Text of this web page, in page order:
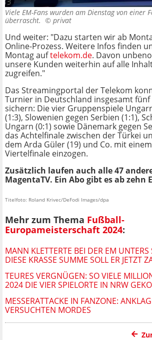
Viele EM-Fans wurden am Dienstag von einer
überrascht. © privat
Und weiter: "Dazu starten wir ab
Online-Prozess. Weitere Infos finden
Montag auftelekom.de. Davon
unsere Kunden weiterhin auf alle
zugreifen."
Das Streamingportal der Telekom
Turnier in Deutschland insgesamt fünf
sichern: Die vier Gruppenspiele
(1:3), Slowenien gegen Serbien (1:1),
Ungarn (0:1) sowie Dänemark gegen
das Achtelfinale zwischen der Türkei
dem Arda Güler (19) und Co. mit
Viertelfinale einzogen.
Zusätzlich laufen auch alle 47
MagentaTV. Ein Abo gibt es ab zehn
Titelfoto: Roland Krivec/DeFodi Images/dpa
Mehr zum Thema Fußball-
Europameisterschaft 2024:
MANN KLETTERTE BEI DER EM
DIESE KRASSE SUMME SOLL ER JETZT
TEURES VERGNÜGEN: SO VIELE
2024 DIE VIER SPIELORTE IN NRW
MESSERATTACKE IN FANZONE:
VERSUCHTEN MORDES